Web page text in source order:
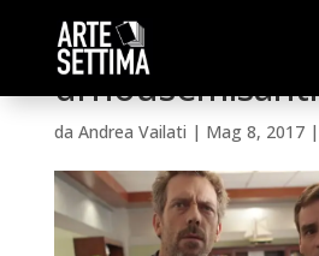
da Andrea Vailati | Mag 8, 2017|